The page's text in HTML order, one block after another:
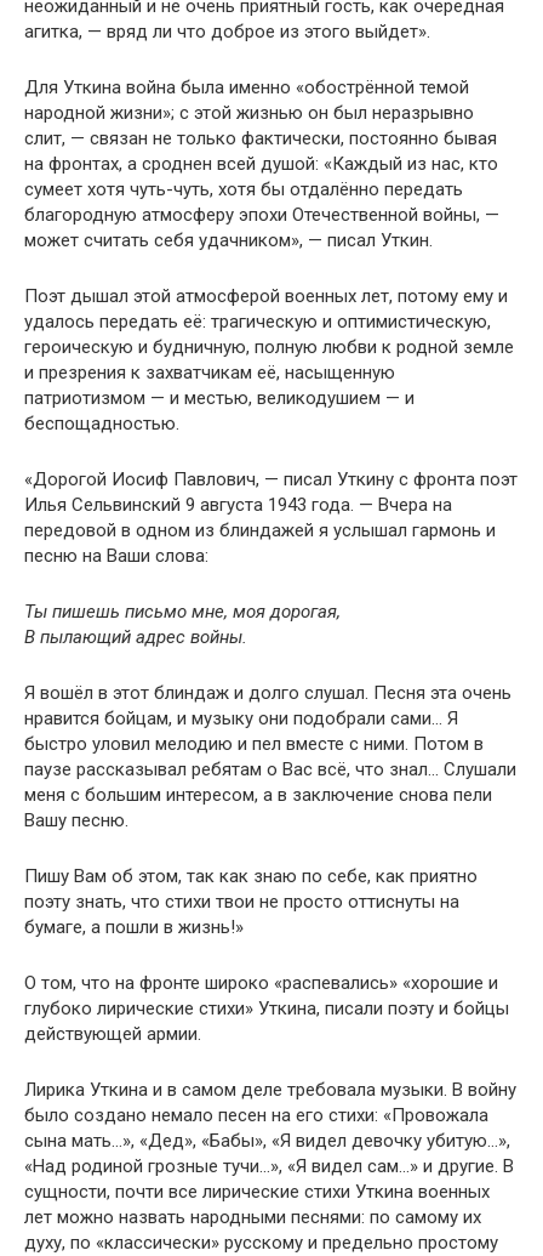
неожиданный и не очень приятный гость, как очередная
агитка, — вряд ли что доброе из этого выйдет».
Для Уткина война была именно «обострённой темой
народной жизни»; с этой жизнью он был неразрывно
слит, — связан не только фактически, постоянно бывая
на фронтах, а сроднен всей душой: «Каждый из нас, кто
сумеет хотя чуть-чуть, хотя бы отдалённо передать
благородную атмосферу эпохи Отечественной войны, —
может считать себя удачником», — писал Уткин.
Поэт дышал этой атмосферой военных лет, потому ему и
удалось передать её: трагическую и оптимистическую,
героическую и будничную, полную любви к родной земле
и презрения к захватчикам её, насыщенную
патриотизмом — и местью, великодушием — и
беспощадностью.
«Дорогой Иосиф Павлович, — писал Уткину с фронта поэт
Илья Сельвинский 9 августа 1943 года. — Вчера на
передовой в одном из блиндажей я услышал гармонь и
песню на Ваши слова:
Ты пишешь письмо мне, моя дорогая,
В пылающий адрес войны.
Я вошёл в этот блиндаж и долго слушал. Песня эта очень
нравится бойцам, и музыку они подобрали сами… Я
быстро уловил мелодию и пел вместе с ними. Потом в
паузе рассказывал ребятам о Вас всё, что знал… Слушали
меня с большим интересом, а в заключение снова пели
Вашу песню.
Пишу Вам об этом, так как знаю по себе, как приятно
поэту знать, что стихи твои не просто оттиснуты на
бумаге, а пошли в жизнь!»
О том, что на фронте широко «распевались» «хорошие и
глубоко лирические стихи» Уткина, писали поэту и бойцы
действующей армии.
Лирика Уткина и в самом деле требовала музыки. В войну
было создано немало песен на его стихи: «Провожала
сына мать…», «Дед», «Бабы», «Я видел девочку убитую…»,
«Над родиной грозные тучи…», «Я видел сам…» и другие. В
сущности, почти все лирические стихи Уткина военных
лет можно назвать народными песнями: по самому их
духу, по «классически» русскому и предельно простому